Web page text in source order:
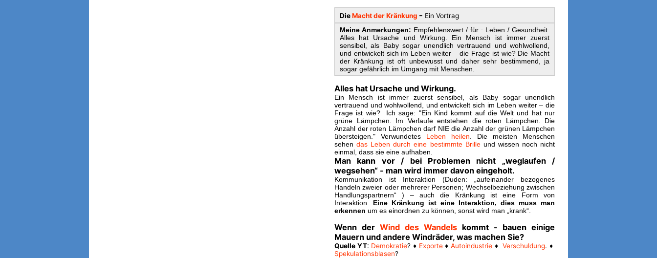
DieMacht der Kränkung - Ein Vortrag
Meine Anmerkungen: Empfehlenswert / für : Leben / Gesundheit.
Alles hat Ursache und Wirkung. Ein Mensch ist immer zuerst
sensibel, als Baby sogar unendlich vertrauend und wohlwollend,
und entwickelt sich im Leben weiter – die Frage ist wie? Die Macht
der Kränkung ist oft unbewusst und daher sehr bestimmend, ja
sogar gefährlich im Umgang mit Menschen.
Alles hat Ursache und Wirkung.
Ein Mensch ist immer zuerst sensibel, als Baby sogar unendlich
vertrauend und wohlwollend, und entwickelt sich im Leben weiter – die
Frage ist wie? Ich sage: "Ein Kind kommt auf die Welt und hat nur
grüne Lämpchen. Im Verlaufe entstehen die roten Lämpchen. Die
Anzahl der roten Lämpchen darf NIE die Anzahl der grünen Lämpchen
übersteigen." Verwundetes Leben heilen
Die meisten Menschen
sehendas Leben durch eine bestimmte Brilleund wissen noch nicht
einmal, dass sie eine aufhaben.
Man kann vor / bei Problemen nicht „weglaufen /
wegsehen“ - man wird immer davon eingeholt.
Kommunikation ist Interaktion (Duden: „aufeinander bezogenes
Handeln zweier oder mehrerer Personen; Wechselbeziehung zwischen
Handlungspartnern“ ) – auch die Kränkung ist eine Form von
Interaktion.
Eine Kränkung ist eine Interaktion, dies muss man
erkennen um es einordnen zu können, sonst wird man „krank“.
Wenn der Wind des Wandels kommt - bauen einige
Mauern und andere Windräder, was machen Sie?
Quelle YT: Demokratie? ♦ Exporte♦ Autoindustrie ♦ Verschuldung. ♦
Spekulationsblasen?